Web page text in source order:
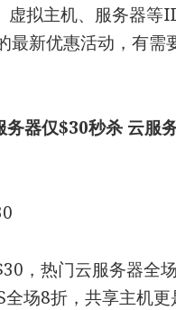
拟主机、服务器等
最新优惠活动，有需
器仅$30秒杀 云服
，热门云服务器全
场8折，共享主机